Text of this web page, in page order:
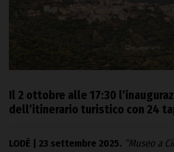
Il 2 ottobre alle 17:30
dell’itinerario turistico con 24
LODÈ | 23 settembre 2025. “Museo a